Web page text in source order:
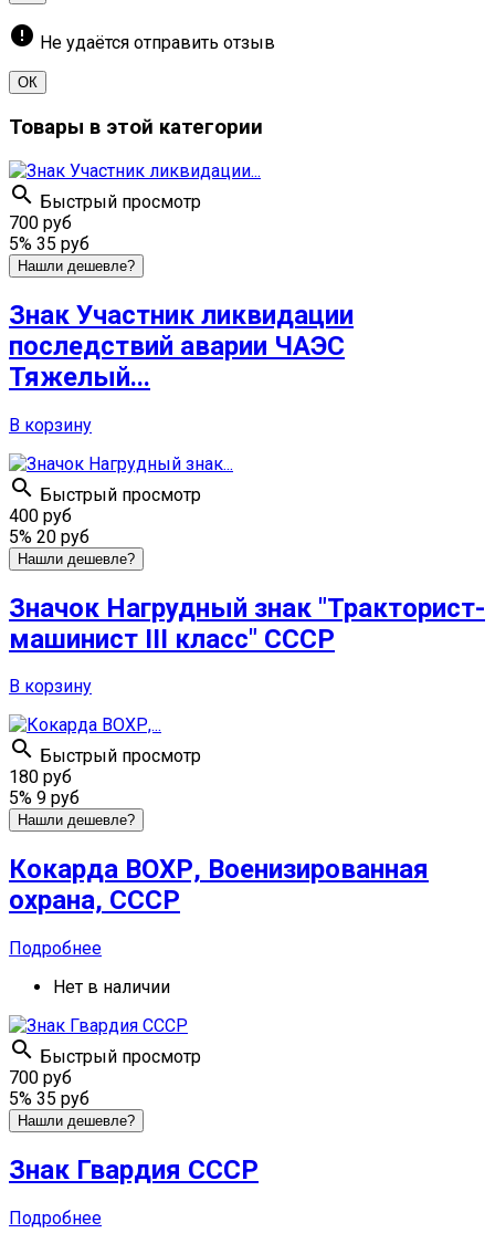
error Не удаётся отправить отзыв
ОК
Товары в этой категории
 Быстрый просмотр
700 руб
5% 35 руб
Нашли дешевле?
Знак Участник ликвидации
последствий аварии ЧАЭС
Тяжелый...
В корзину
 Быстрый просмотр
400 руб
5% 20 руб
Нашли дешевле?
Значок Нагрудный знак "Тракторист-
машинист III класс" СССР
В корзину
 Быстрый просмотр
180 руб
5% 9 руб
Нашли дешевле?
Кокарда ВОХР, Военизированная
охрана, СССР
Подробнее
Нет в наличии
 Быстрый просмотр
700 руб
5% 35 руб
Нашли дешевле?
Знак Гвардия СССР
Подробнее